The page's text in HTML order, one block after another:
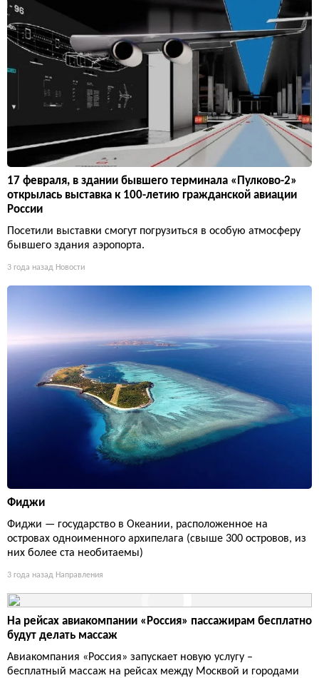
17 февраля, в здании бывшего терминала «Пулково-2»
открылась выставка к 100-летию гражданской авиации
России
Посетили выставки смогут погрузиться в особую атмосферу
бывшего здания аэропорта.
3 года назад Новости
Фиджи
Фиджи — государство в Океании, расположенное на
островах одноименного архипелага (свыше 300 островов, из
них более ста необитаемы)
3 года назад Направления
На рейсах авиакомпании «Россия» пассажирам бесплатно
будут делать массаж
Авиакомпания «Россия» запускает новую услугу –
бесплатный массаж на рейсах между Москвой и городами